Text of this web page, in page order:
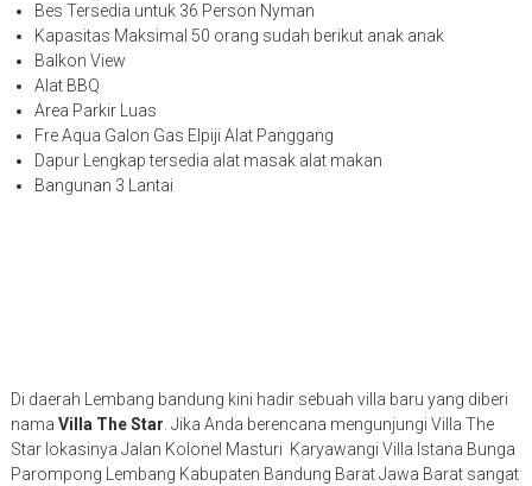
Bes Tersedia untuk 36 Person Nyman
Kapasitas Maksimal 50 orang sudah berikut anak anak
Balkon View
Alat BBQ
Area Parkir Luas
Fre Aqua Galon Gas Elpiji Alat Panggang
Dapur Lengkap tersedia alat masak alat makan
Bangunan 3 Lantai
Di daerah Lembang bandung kini hadir sebuah villa baru yang diberi
nama Villa The Star. Jika Anda berencana mengunjungi Villa The
Star lokasinya Jalan Kolonel Masturi Karyawangi Villa Istana Bunga
Parompong Lembang Kabupaten Bandung Barat Jawa Barat sangat